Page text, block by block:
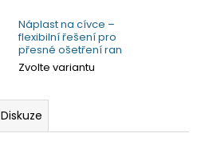
Náplast na cívce –
flexibilní řešení pro
přesné ošetření ran
Zvolte variantu
Diskuze